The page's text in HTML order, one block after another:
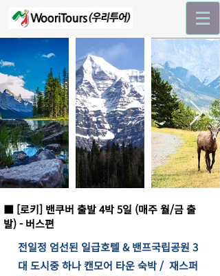
■ [로키] 밴쿠버 출발 4박 5일 (매주 월/금 출
발) - 버스편
전일정 엄선된 일급호텔 & 밴프국립공원 3
대 도시중 하나 캔모어 타운 숙박 / 재스퍼